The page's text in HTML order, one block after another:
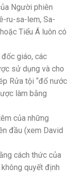
Người phiên
ru-sa-lem, Sa-
Tiểu Á luôn có
giáo, các
sử dụng và cho
Rửa tội “đổ nước
làm bằng
của những
đầu (xem David
cách thức của
không quyết định